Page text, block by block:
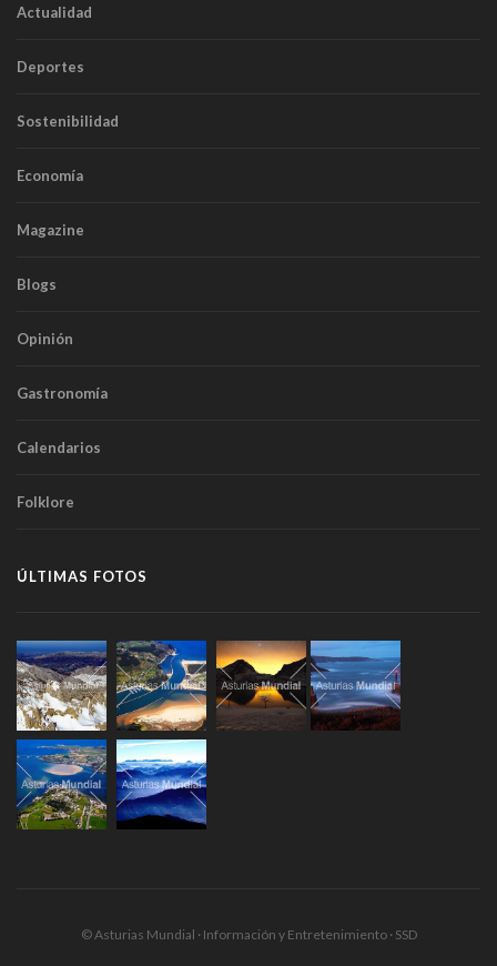
Actualidad
Deportes
Sostenibilidad
Economía
Magazine
Blogs
Opinión
Gastronomía
Calendarios
Folklore
ÚLTIMAS FOTOS
© Asturias Mundial · Información y Entretenimiento · SSD